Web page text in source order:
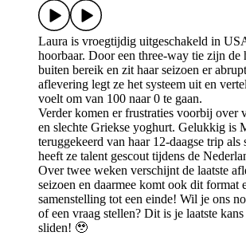
Laura is vroegtijdig uitgeschakeld in
hoorbaar. Door een three-way tie zijn de
buiten bereik en zit haar seizoen er
aflevering legt ze het systeem uit en
voelt om van 100 naar 0 te gaan.
Verder komen er frustraties voorbij over
en slechte Griekse yoghurt. Gelukkig is
teruggekeerd van haar 12-daagse trip als
heeft ze talent gescout tijdens de
Over twee weken verschijnt de laatste
seizoen en daarmee komt ook dit format
samenstelling tot een einde! Wil je ons
of een vraag stellen? Dit is je laatste
sliden! 🥹